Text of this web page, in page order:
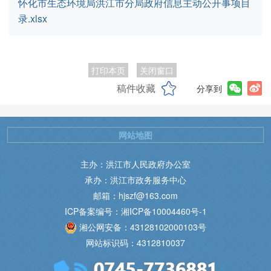
怀化市生态环境局洪江市分局政府信息主动公开事项目
录.xlsx
打印本页 关闭窗口
稿件收藏 分享到
主办：洪江市人民政府办公室
承办：洪江市政务服务中心
邮箱：hjszf@163.com
ICP备案编号：湘ICP备10004460号-1
湘公网安备：43128102000103号
网站标识码：4312810037
网站地图